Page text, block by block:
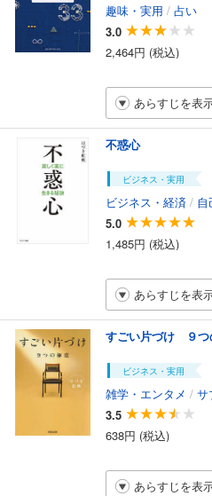
趣味・実用 / 占い
3.0
2,464円 (税込)
あらすじを表
不惑心
ビジネス・実用
ビジネス・経済 / 自
5.0
1,485円 (税込)
あらすじを表
すごい片づけ ９つ
ビジネス・実用
雑学・エンタメ / サ
3.5
638円 (税込)
あらすじを表